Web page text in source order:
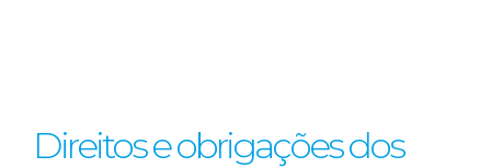
Direitos e obrigações dos